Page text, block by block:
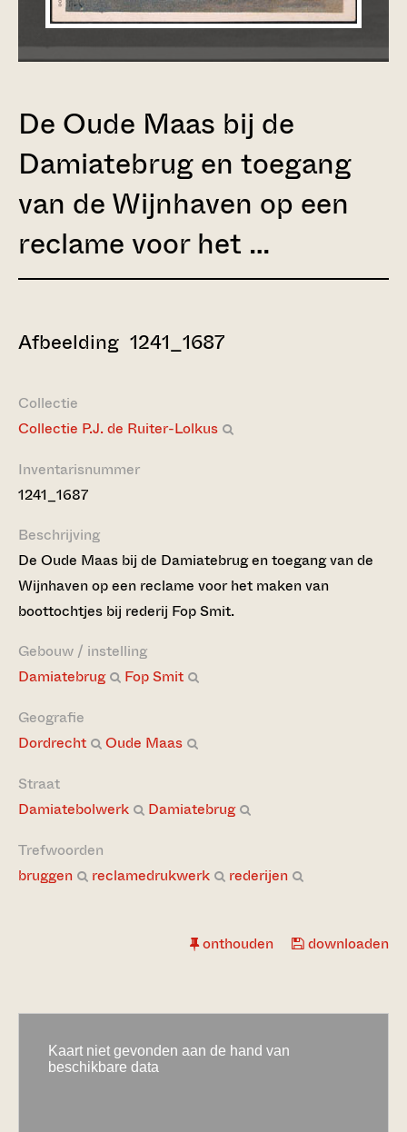
De Oude Maas bij de
Damiatebrug en toegang
van de Wijnhaven op een
reclame voor het …
Afbeelding 1241_1687
Collectie
Collectie P.J. de Ruiter-Lolkus
Inventarisnummer
1241_1687
Beschrijving
De Oude Maas bij de Damiatebrug en toegang van de
Wijnhaven op een reclame voor het maken van
boottochtjes bij rederij Fop Smit.
Gebouw / instelling
Damiatebrug
Fop Smit
Geografie
Dordrecht
Oude Maas
Straat
Damiatebolwerk
Damiatebrug
Trefwoorden
bruggen
reclamedrukwerk rederijen
onthouden downloaden